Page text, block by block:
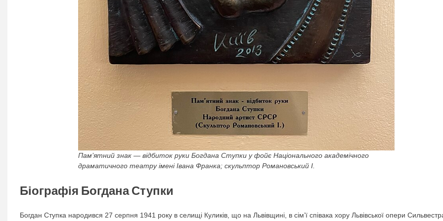
Пам’ятний знак — відбиток руки Богдана Ступки у фойє Національного академічного
драматичного театру імені Івана Франка; скульптор Романовський І.
Біографія Богдана Ступки
Богдан Ступка народився 27 серпня 1941 року в селищі Куликів, що на Львівщині, в сім’ї співака хору Львівської опери